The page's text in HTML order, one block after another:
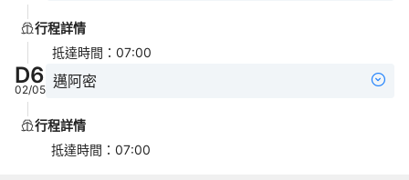
行程詳情
抵達時間 ： 07:00
D6
02/05 邁阿密
行程詳情
抵達時間 ： 07:00